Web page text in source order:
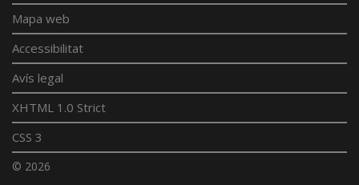
Mapa web
Accessibilitat
Avís legal
XHTML 1.0 Strict
CSS 3
© 2026